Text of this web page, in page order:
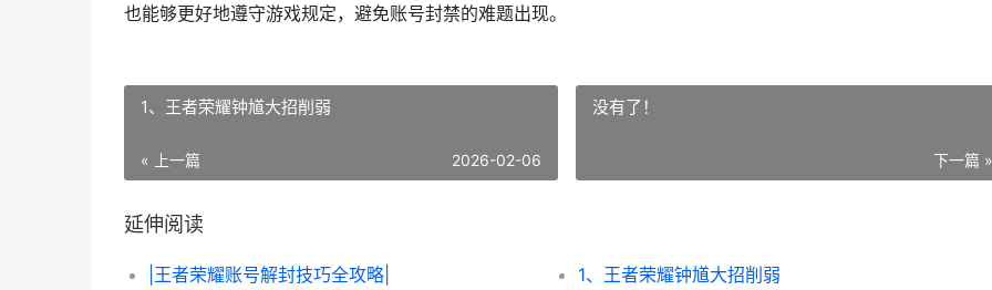
也能够更好地遵守游戏规定，避免账号封禁的难题出现。
1、王者荣耀钟馗大招削弱
« 上一篇 2026-02-06
没有了！
下一篇 »
延伸阅读
|王者荣耀账号解封技巧全攻略| 1、王者荣耀钟馗大招削弱